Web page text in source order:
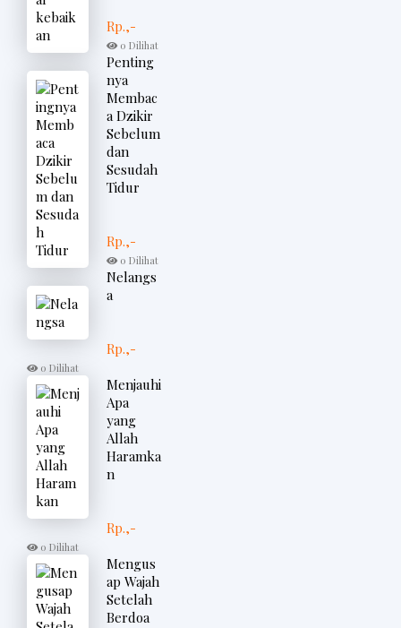
Rp.,-
0 Dilihat
Penting
nya
Membac
a Dzikir
Sebelum
dan
Sesudah
Tidur
Rp.,-
0 Dilihat
Nelangs
a
Rp.,-
0 Dilihat
Menjauhi
Apa
yang
Allah
Haramka
n
Rp.,-
0 Dilihat
Mengus
ap Wajah
Setelah
Berdoa